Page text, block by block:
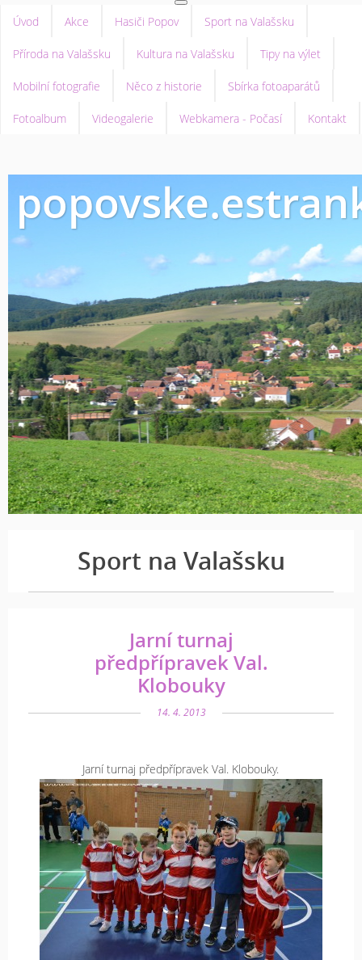
Úvod Akce Hasiči Popov Sport na Valašsku
Příroda na Valašsku Kultura na Valašsku Tipy na výlet
Mobilní fotografie Něco z historie Sbírka fotoaparátů
Fotoalbum Videogalerie Webkamera - Počasí Kontakt
Sport na Valašsku
Jarní turnaj
předpřípravek Val.
Klobouky
14. 4. 2013
Jarní turnaj předpřípravek Val. Klobouky.